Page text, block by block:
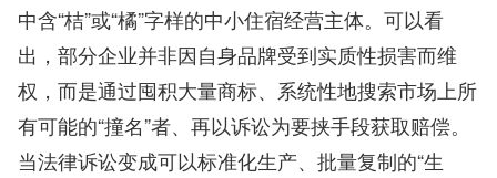
中含“桔”或“橘”字样的中小住宿经营主体。可以看
出，部分企业并非因自身品牌受到实质性损害而维
权，而是通过囤积大量商标、系统性地搜索市场上所
有可能的“撞名”者、再以诉讼为要挟手段获取赔偿。
当法律诉讼变成可以标准化生产、批量复制的“生